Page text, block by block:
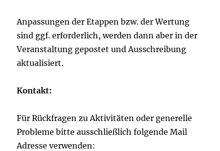
Anpassungen der Etappen bzw. der Wertung
sind ggf. erforderlich, werden dann aber in der
Veranstaltung gepostet und Ausschreibung
aktualisiert.
Kontakt:
Für Rückfragen zu Aktivitäten oder generelle
Probleme bitte ausschließlich folgende Mail
Adresse verwenden: